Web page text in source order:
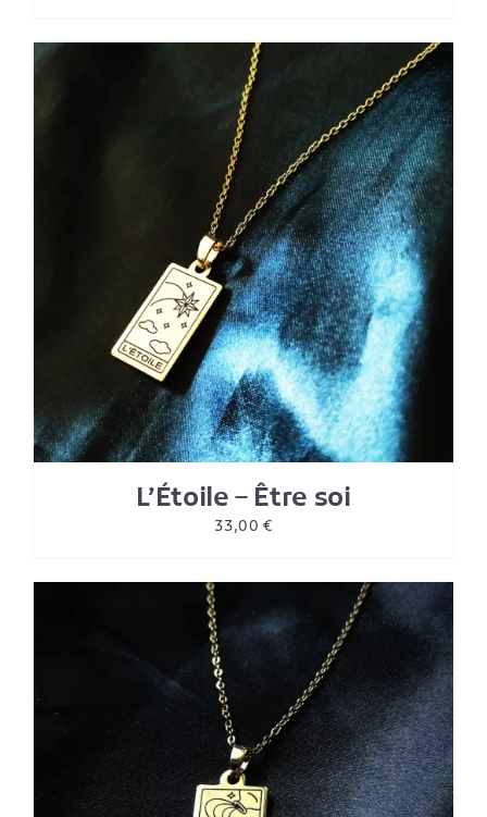
L’Étoile – Être soi
33,00€